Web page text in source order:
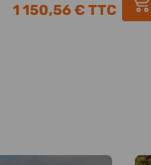
1 150,56 € TTC